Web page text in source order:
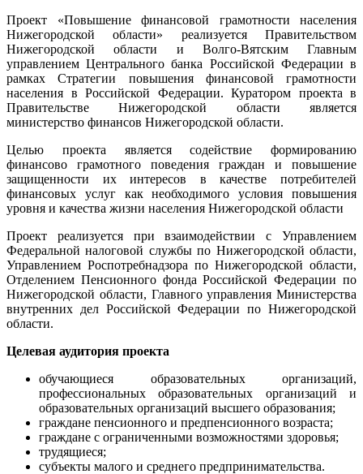
Проект «Повышение финансовой грамотности населения
Нижегородской области» реализуется Правительством
Нижегородской области и Волго-Вятским Главным
управлением Центрального банка Российской Федерации в
рамках Стратегии повышения финансовой грамотности
населения в Российской Федерации. Куратором проекта в
Правительстве Нижегородской области является
министерство финансов Нижегородской области.
Целью проекта является содействие формированию
финансово грамотного поведения граждан и повышение
защищенности их интересов в качестве потребителей
финансовых услуг как необходимого условия повышения
уровня и качества жизни населения Нижегородской области
Проект реализуется при взаимодействии с Управлением
Федеральной налоговой службы по Нижегородской области,
Управлением Роспотребнадзора по Нижегородской области,
Отделением Пенсионного фонда Российской Федерации по
Нижегородской области, Главного управления Министерства
внутренних дел Российской Федерации по Нижегородской
области.
Целевая аудитория проекта
обучающиеся образовательных организаций,
профессиональных образовательных организаций и
образовательных организаций высшего образования;
граждане пенсионного и предпенсионного возраста;
граждане с ограниченными возможностями здоровья;
трудящиеся;
субъекты малого и среднего предпринимательства.